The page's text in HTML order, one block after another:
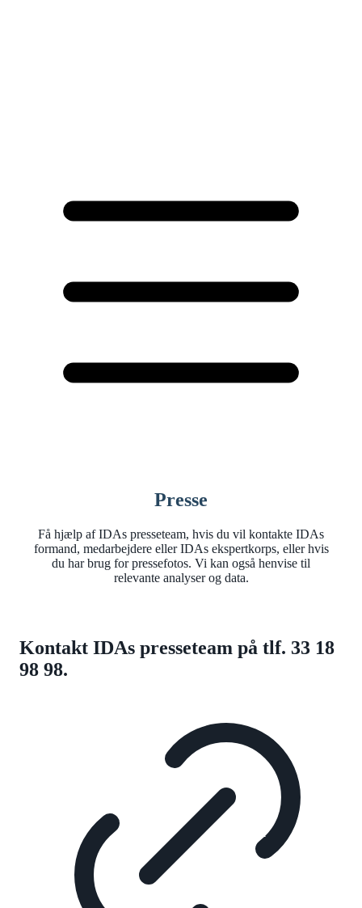
Presse
Få hjælp af IDAs presseteam, hvis du vil kontakte IDAs
formand, medarbejdere eller IDAs ekspertkorps, eller hvis
du har brug for pressefotos. Vi kan også henvise til
relevante analyser og data.
Kontakt IDAs presseteam på tlf. 33 18
98 98.